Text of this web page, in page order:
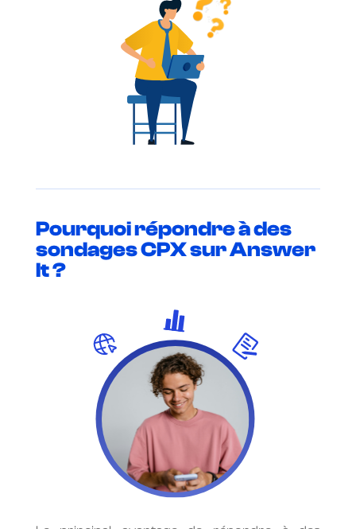
Pourquoi répondre à des
sondages CPX sur Answer
It ?